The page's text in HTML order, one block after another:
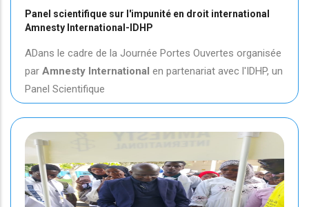
Panel scientifique sur l'impunité en droit international
Amnesty International-IDHP
ADans le cadre de la Journée Portes Ouvertes organisée
par Amnesty International en partenariat avec l'IDHP, un
Panel Scientifique